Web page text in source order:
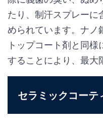
たり、制汗スプレー
められています。ナノ
トップコート剤と同
することにより、最大
セラミックコーテ